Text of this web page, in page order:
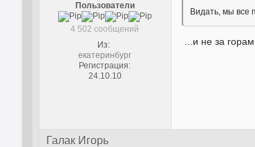
Пользователи
4 502 сообщений
Из:
екатеринбург
Регистрация:
24.10.10
Видать, мы все
...и не за
Галак Игорь